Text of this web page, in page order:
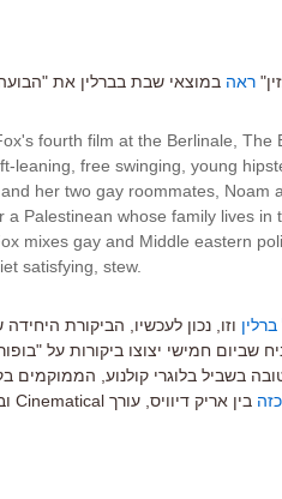
ראה במוצאי שבת בברלין את
fourth film at the Berlinale, The
leaning, free swinging, young
her two gay roommates, Noam
a Palestinean whose family lives in
mixes gay and Middle eastern
satisfying, stew.
וזו, נכון לעכשיו, הביקורת
שביום חמישי יצוצו ביקורות על
בשביל בלוגרי קולנוע, הממוקמים